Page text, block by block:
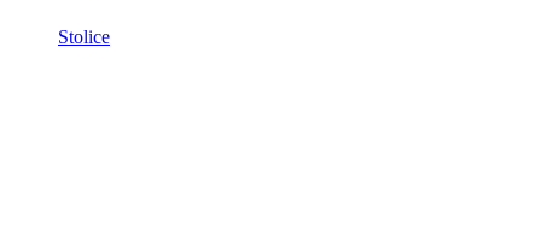
Stolice